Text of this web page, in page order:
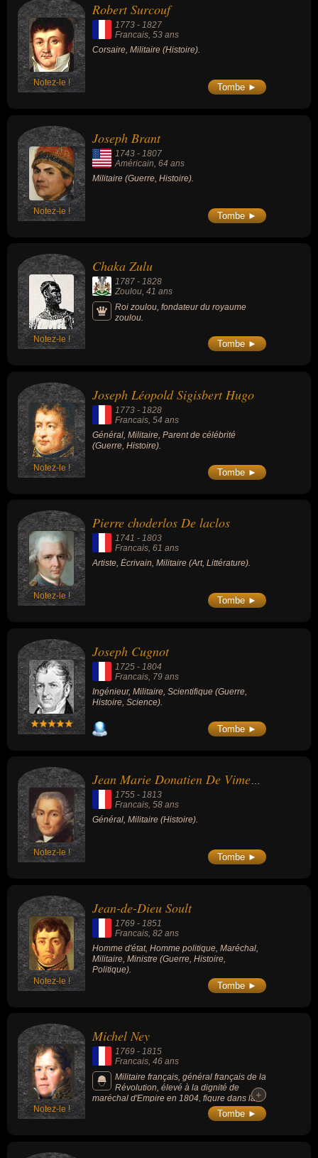
Notez-le !
Robert Surcouf
1773 - 1827
Francais, 53 ans
Corsaire, Militaire (Histoire).
Tombe ►
Notez-le !
Joseph Brant
1743 - 1807
Américain , 64 ans
Militaire (Guerre, Histoire).
Tombe ►
Notez-le !
Chaka Zulu
1787 - 1828
Zoulou, 41 ans
Roi zoulou, fondateur du royaume
zoulou.
Tombe ►
Notez-le !
Joseph Léopold Sigisbert Hugo
1773 - 1828
Francais , 54 ans
Général, Militaire, Parent de célébrité
(Guerre, Histoire).
Tombe ►
Notez-le !
Pierre choderlos De laclos
1741 - 1803
Francais, 61 ans
Artiste, Écrivain, Militaire (Art, Littérature).
Tombe ►
Joseph Cugnot
1725 - 1804
Francais, 79 ans
Ingénieur, Militaire, Scientifique (Guerre,
Histoire, Science).
Tombe ►
Notez-le !
Jean Marie Donatien De Vimeur de Rochambeau
1755 - 1813
Francais, 58 ans
Général, Militaire (Histoire).
Tombe ►
Notez-le !
Jean-de-Dieu Soult
1769 - 1851
Francais, 82 ans
Homme d'état, Homme politique, Maréchal,
Militaire, Ministre (Guerre, Histoire,
Politique).
Tombe ►
Notez-le !
Michel Ney
1769 - 1815
Francais, 46 ans
Militaire français, général français de la
Révolution, élevé à la dignité de
maréchal d'Empire en 1804, figure dans la
première promotion des maréchaux nommés
par Napoléon Ier en 1804, est surnommé par
+
+
Tombe ►